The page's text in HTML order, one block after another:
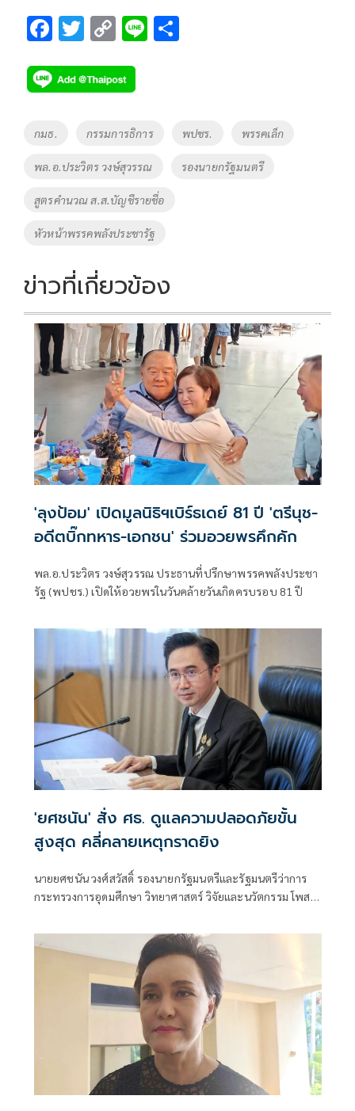
F
e
b
o
k
T
tt
er
C
p
y
Li
n
k
Li
Tags
กมธ. กรรมการธิการ พปชร. พรรคเล็ก
พล.อ.ประวิตร วงษ์สุวรรณ รองนายกรัฐมนตรี
สูตรคำนวณ ส.ส.บัญชีรายชื่อ
หัวหน้าพรรคพลังประชารัฐ
ข่าวที่เกี่ยวข้อง
'ลุงป้อม' เปิดมูลนิธิฯเบิร์ธเดย์ 81 ปี 'ตรีนุช-
อดีตบิ๊กทหาร-เอกชน' ร่วมอวยพรคึกคัก
พล.อ.ประวิตร วงษ์สุวรรณ ประธานที่ปรึกษาพรรคพลังประชา
รัฐ (พปชร.) เปิดให้อวยพรในวันคล้ายวันเกิดครบรอบ 81 ปี
'ยศชนัน' สั่ง ศธ. ดูแลความปลอดภัยขั้น
สูงสุด คลี่คลายเหตุกราดยิง
นายยศชนัน วงศ์สวัสดิ์ รองนายกรัฐมนตรีและรัฐมนตรีว่าการ
กระทรวงการอุดมศึกษา วิทยาศาสตร์ วิจัยและนวัตกรรม โพสต์
ครอบครัวผู้สูญเสีย